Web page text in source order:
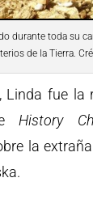
durante toda su
de la Tierra.
Linda fue la
History
la